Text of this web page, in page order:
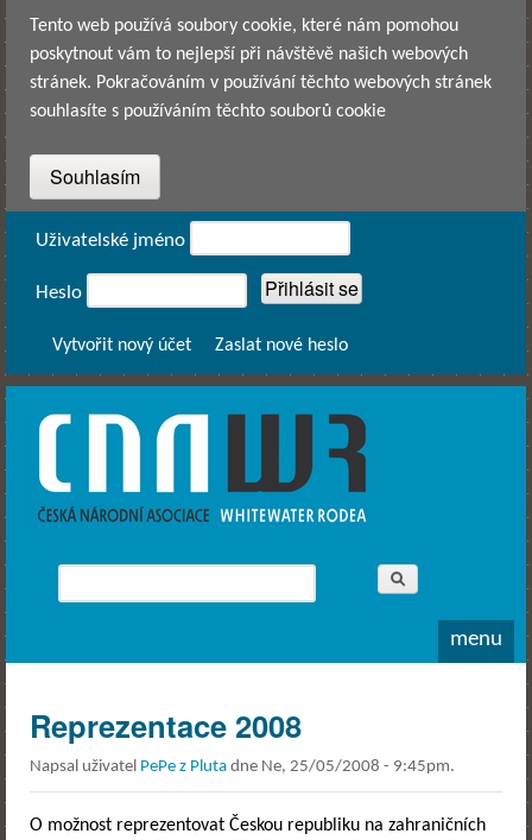
Přejít k hlavnímu obsahu
Tento web používá soubory cookie, které nám pomohou
poskytnout vám to nejlepší při návštěvě našich webových
stránek. Pokračováním v používání těchto webových stránek
souhlasíte s používáním těchto souborů cookie
Přihlášení
Uživatelské jméno
Heslo
Vytvořit nový účet Zaslat nové heslo
CNAWR -
Národní
Asociace
Rodea o.s.
Vyhledávání
menu
Reprezentace 2008
Napsal uživatel PePe z Pluta dne Ne, 25/05/2008 - 9:45pm.
O možnost reprezentovat Českou republiku na zahraničních